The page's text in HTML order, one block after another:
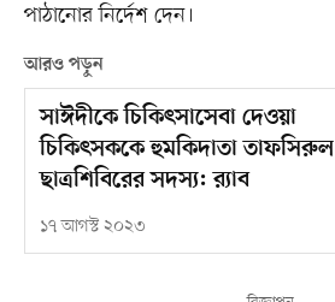
পাঠানোর নির্দেশ দেন।
আরও পড়ুন
সাঈদীকে চিকিৎসাসেবা দেওয়া
চিকিৎসককে হুমকিদাতা তাফসিরুল
ছাত্রশিবিরের সদস্য: র‍্যাব
১৭ আগস্ট ২০২৩